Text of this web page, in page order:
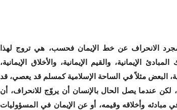
الانحراف عن خط الإيمان فحسب، هي تروج لهذا
الإيمانية، والقيم الإيمانية، والأخلاق الإيمانية،
البعض مثلاً في الساحة الإسلامية كمسلم قد يعصي، قد
عندما يصل الحال بالإنسان أن يروّج للانحراف، أن
مبادئه وأخلاقه وقيمه، أو عن الإيمان في المسؤوليات